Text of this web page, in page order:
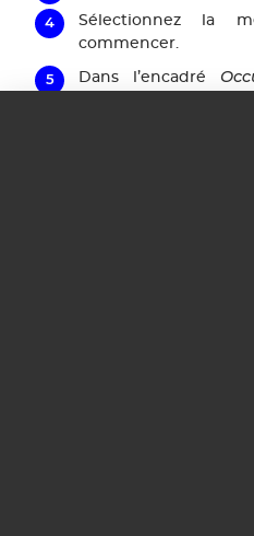
Sélectionnez la
commencer.
Dans l’encadré
nombre maximum
horaire et la
permanence.
Si vous pensez
amélioré, lancez
l’optimisation
Ce contenu
https://docs.index-
support-fiche-4158-243-